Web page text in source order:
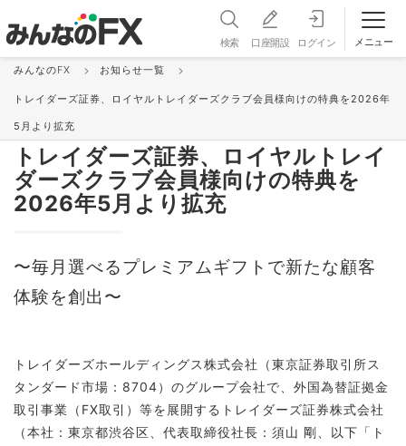
検索 口座開設 ログイン メニュー
お知らせ＆更新情報 一覧
みんなのFX お知らせ一覧
トレイダーズ証券、ロイヤルトレイダーズクラブ会員様向けの特典を2026年
5月より拡充
お知らせ
トレイダーズ証券、ロイヤルトレイ
ダーズクラブ会員様向けの特典を
2026年5月より拡充
〜毎月選べるプレミアムギフトで新たな顧客
体験を創出〜
トレイダーズホールディングス株式会社（東京証券取引所ス
タンダード市場：8704）のグループ会社で、外国為替証拠金
取引事業（FX取引）等を展開するトレイダーズ証券株式会社
（本社：東京都渋谷区、代表取締役社長：須山 剛、以下「ト